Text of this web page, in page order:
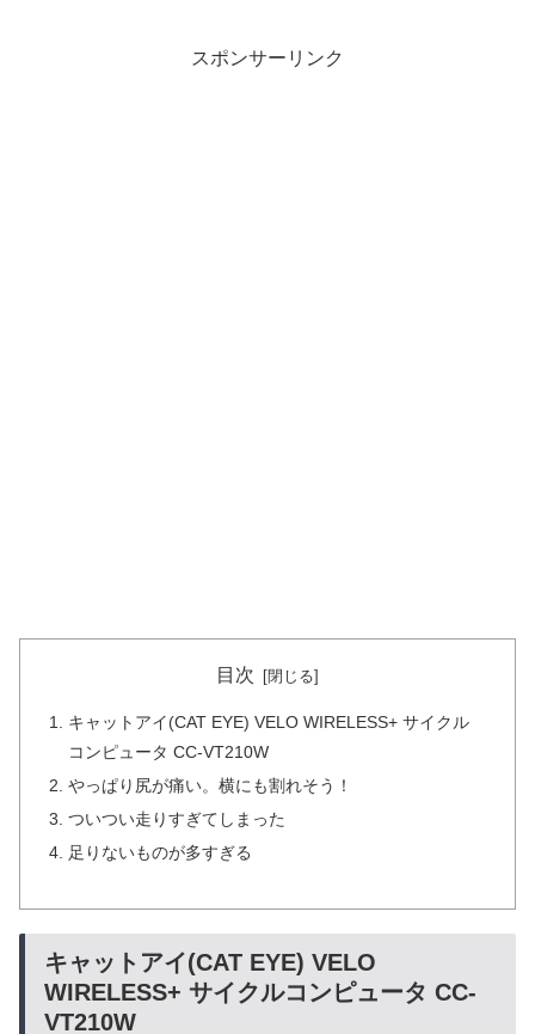
スポンサーリンク
目次
キャットアイ(CAT EYE) VELO WIRELESS+ サイクル
コンピュータ CC-VT210W
やっぱり尻が痛い。横にも割れそう！
ついつい走りすぎてしまった
足りないものが多すぎる
キャットアイ(CAT EYE) VELO
WIRELESS+ サイクルコンピュータ CC-
VT210W